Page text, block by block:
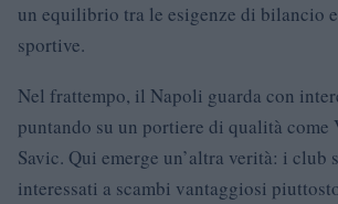
un equilibrio tra le esigenze di bilancio
sportive.
Nel frattempo, il Napoli guarda con
puntando su un portiere di qualità
Savic. Qui emerge un’altra verità: i club
interessati a scambi vantaggiosi